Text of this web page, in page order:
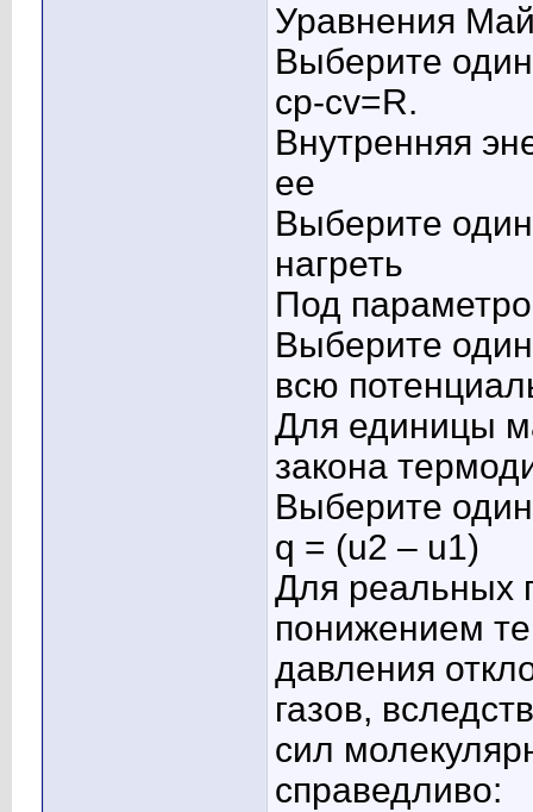
Уравнения
Выберите
cp-cv=R.
Внутренняя
ее
Выберите
нагреть
Под
Выберите
всю
Для единицы
закона
Выберите
q = (u2 – u1)
Для реальных
понижением
давления
газов,
сил
справедливо: